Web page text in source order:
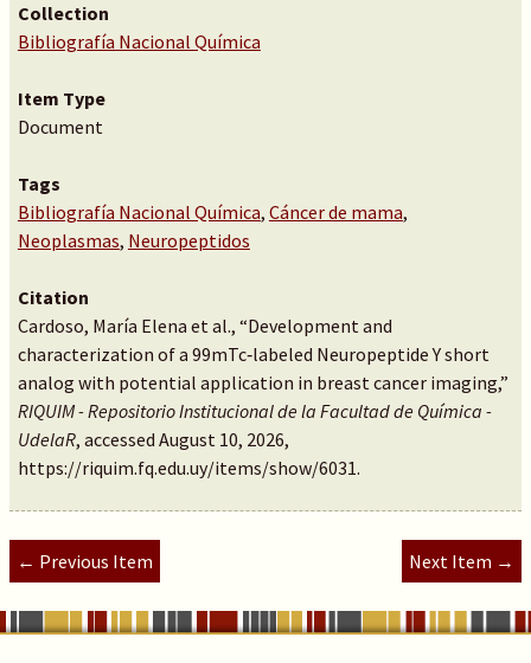
Collection
Bibliografía Nacional Química
Item Type
Document
Tags
Bibliografía Nacional Química, Cáncer de mama,
Neoplasmas, Neuropeptidos
Citation
Cardoso, María Elena et al., “Development and
characterization of a 99mTc‐labeled Neuropeptide Y short
analog with potential application in breast cancer imaging,”
RIQUIM - Repositorio Institucional de la Facultad de Química -
UdelaR, accessed August 10, 2026,
https://riquim.fq.edu.uy/items/show/6031.
← Previous Item Next Item →